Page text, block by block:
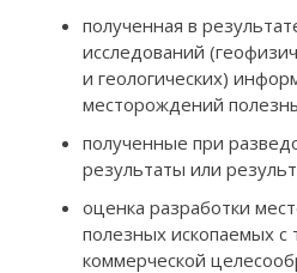
полученная в
исследований
и геологических)
месторождений
полученные при
результаты или
оценка разработки
полезных ископаемых с
коммерческой